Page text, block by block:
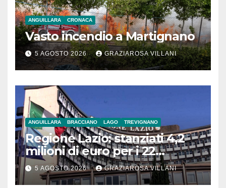
ANGUILLARA CRONACA
Vasto incendio a Martignano
5 AGOSTO 2026 GRAZIAROSA VILLANI
ANGUILLARA BRACCIANO LAGO TREVIGNANO
Regione Lazio: stanziati 4,2
milioni di euro per i 22
Comuni dell’Etruria
Meridionale
5 AGOSTO 2026 GRAZIAROSA VILLANI